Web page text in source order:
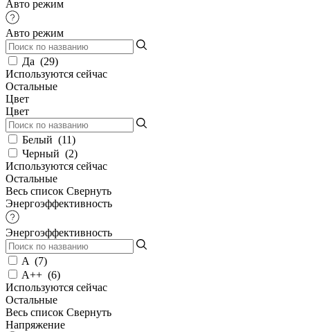
Авто режим
Авто режим
Да (29)
Используются сейчас
Остальные
Цвет
Цвет
Белый (11)
Черный (2)
Используются сейчас
Остальные
Весь список Свернуть
Энергоэффективность
Энергоэффективность
A (7)
A++ (6)
Используются сейчас
Остальные
Весь список Свернуть
Напряжение